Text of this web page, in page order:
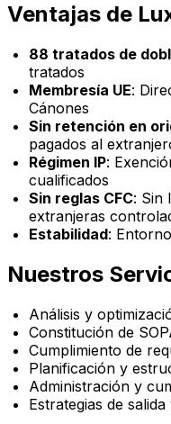
Ventajas de
88 tratados de
tratados
Membresía UE:
Cánones
Sin retención en
pagados al
Régimen IP:
cualificados
Sin reglas CFC: Sin
extranjeras
Estabilidad:
Nuestros
Análisis y
Constitución de
Cumplimiento de
Planificación y
Administración y
Estrategias de